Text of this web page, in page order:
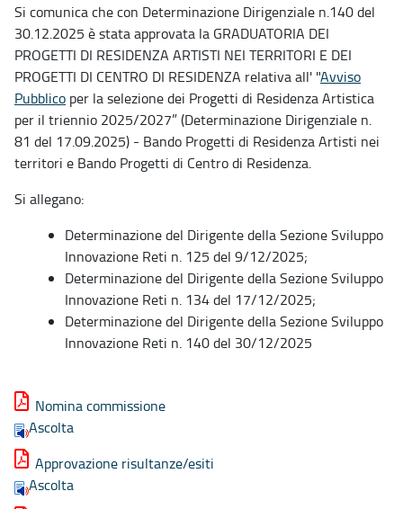
Si comunica che con Determinazione Dirigenziale n.140 del
30.12.2025 è stata approvata la GRADUATORIA DEI
PROGETTI DI RESIDENZA ARTISTI NEI TERRITORI E DEI
PROGETTI DI CENTRO DI RESIDENZA relativa all' "Avviso
Pubblico per la selezione dei Progetti di Residenza Artistica
per il triennio 2025/2027” (Determinazione Dirigenziale n.
81 del 17.09.2025) - Bando Progetti di Residenza Artisti nei
territori e Bando Progetti di Centro di Residenza.
Si allegano:
Determinazione del Dirigente della Sezione Sviluppo
Innovazione Reti n. 125 del 9/12/2025;
Determinazione del Dirigente della Sezione Sviluppo
Innovazione Reti n. 134 del 17/12/2025;
Determinazione del Dirigente della Sezione Sviluppo
Innovazione Reti n. 140 del 30/12/2025
Nomina commissione
Ascolta
Approvazione risultanze/esiti
Ascolta